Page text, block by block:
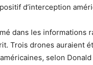
d’interception
dans les informations
Trois drones auraient
selon Donald